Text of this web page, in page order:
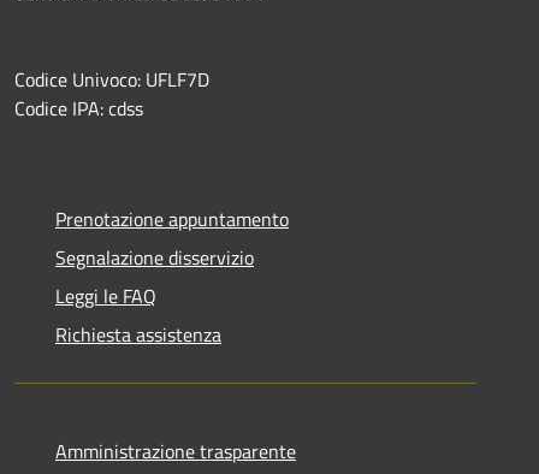
Codice Univoco: UFLF7D
Codice IPA: cdss
Prenotazione appuntamento
Segnalazione disservizio
Leggi le FAQ
Richiesta assistenza
Amministrazione trasparente